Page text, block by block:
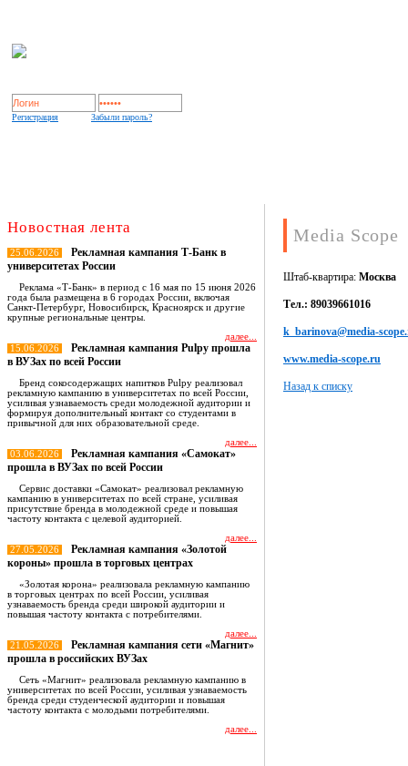
Регистрация Забыли пароль?
Новостная лента
25.06.2026
Рекламная кампания Т-Банк в
университетах России
Реклама «Т-Банк» в период с 16 мая по 15 июня 2026
года была размещена в 6 городах России, включая
Санкт-Петербург, Новосибирск, Красноярск и другие
крупные региональные центры.
далее...
15.06.2026
Рекламная кампания Pulpy прошла
в ВУЗах по всей России
Бренд сокосодержащих напитков Pulpy реализовал
рекламную кампанию в университетах по всей России,
усиливая узнаваемость среди молодежной аудитории и
формируя дополнительный контакт со студентами в
привычной для них образовательной среде.
далее...
03.06.2026
Рекламная кампания «Самокат»
прошла в ВУЗах по всей России
Сервис доставки «Самокат» реализовал рекламную
кампанию в университетах по всей стране, усиливая
присутствие бренда в молодежной среде и повышая
частоту контакта с целевой аудиторией.
далее...
27.05.2026
Рекламная кампания «Золотой
короны» прошла в торговых центрах
«Золотая корона» реализовала рекламную кампанию
в торговых центрах по всей России, усиливая
узнаваемость бренда среди широкой аудитории и
повышая частоту контакта с потребителями.
далее...
21.05.2026
Рекламная кампания сети «Магнит»
прошла в российских ВУЗах
Сеть «Магнит» реализовала рекламную кампанию в
университетах по всей России, усиливая узнаваемость
бренда среди студенческой аудитории и повышая
частоту контакта с молодыми потребителями.
далее...
Media Scope
Штаб-квартира: Москва
Тел.: 89039661016
k_barinova@media-
www.media-scope.ru
Назад к списку